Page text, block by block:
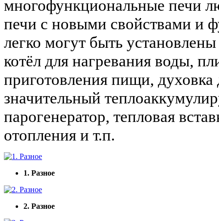
многофункциональные печи
печи с новыми свойствами и
легко могут быть
котёл для нагревания воды,
приготовления пищи, духовка
значительный
парогенератор, тепловая
отопления и т.п.
1. Разное
2. Разное